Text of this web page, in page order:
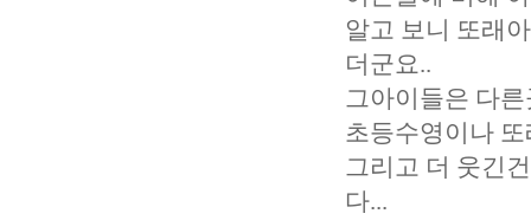
알고 보니 또래
더군요..
그아이들은 다
초등수영이나
그리고 더 웃긴
다...